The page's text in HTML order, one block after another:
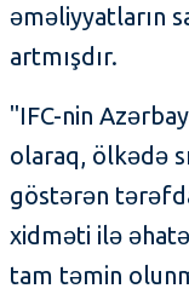
əməliyyatların
artmışdır.
"IFC-nin
olaraq, ölkədə
göstərən
xidməti ilə
tam təmin